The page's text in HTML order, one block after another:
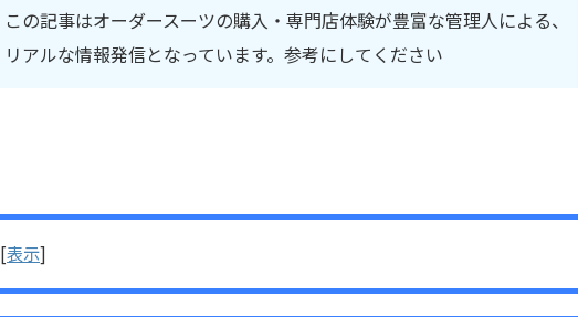
この記事はオーダースーツの購入・専門店体験が豊富な管理人による、
リアルな情報発信となっています。参考にしてください
[表示]